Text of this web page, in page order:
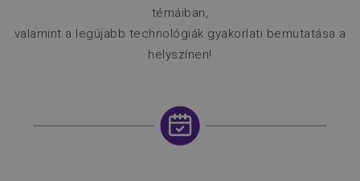
témáiban,
valamint a legújabb technológiák gyakorlati bemutatása a
helyszínen!